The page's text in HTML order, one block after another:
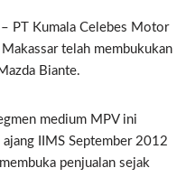
PT Kumala Celebes Motor
telah membukukan
Biante.
medium MPV ini
IIMS September 2012
penjualan sejak